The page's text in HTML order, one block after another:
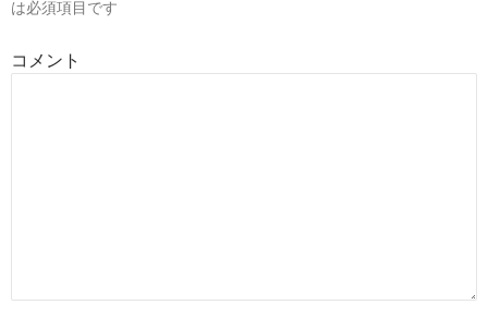
は必須項目です
コメント